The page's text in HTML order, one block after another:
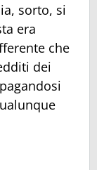
sorto, si
era
che
dei